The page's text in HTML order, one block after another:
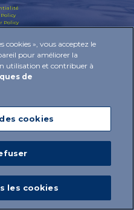
Policy
Model
cookies », vous acceptez le
pour améliorer la
utilisation et contribuer à
de
cookies
les cookies